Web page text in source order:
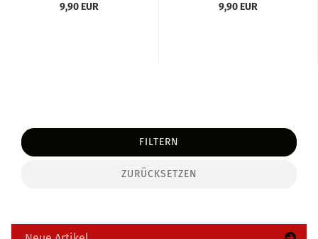
9,90 EUR
9,90 EUR
FILTERN
ZURÜCKSETZEN